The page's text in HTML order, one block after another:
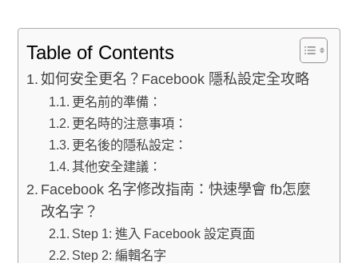
Table of Contents
如何安全更名？Facebook 隱私設定全攻略
更名前的準備：
更名時的注意事項：
更名後的隱私設定：
其他安全建議：
Facebook 名字修改指南：快速學會 fb怎麼
改名字？
Step 1: 進入 Facebook 設定頁面
Step 2: 編輯名字